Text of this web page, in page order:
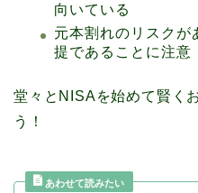
向いている
元本割れのリスクが
提であることに注意
堂々とNISAを始めて賢く
う！